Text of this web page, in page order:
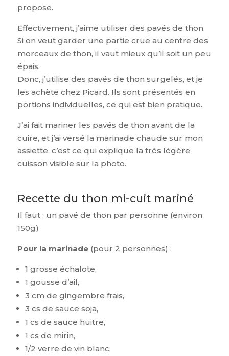
propose.
Effectivement, j’aime utiliser des pavés de thon.
Si on veut garder une partie crue au centre des
morceaux de thon, il vaut mieux qu’il soit un peu
épais.
Donc, j’utilise des pavés de thon surgelés, et je
les achète chez Picard. Ils sont présentés en
portions individuelles, ce qui est bien pratique.
J’ai fait mariner les pavés de thon avant de la
cuire, et j’ai versé la marinade chaude sur mon
assiette, c’est ce qui explique la très légère
cuisson visible sur la photo.
Recette du thon mi-cuit mariné
Il faut : un pavé de thon par personne (environ
150g)
Pour la marinade(pour 2 personnes) :
1 grosse échalote,
1 gousse d’ail,
3 cm de gingembre frais,
3 cs de sauce soja,
1 cs de sauce huitre,
1 cs de mirin,
1/2 verre de vin blanc,